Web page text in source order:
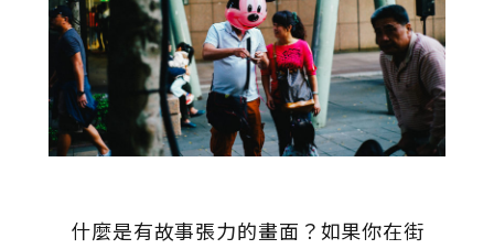
什麼是有故事張力的畫面？如果你在街